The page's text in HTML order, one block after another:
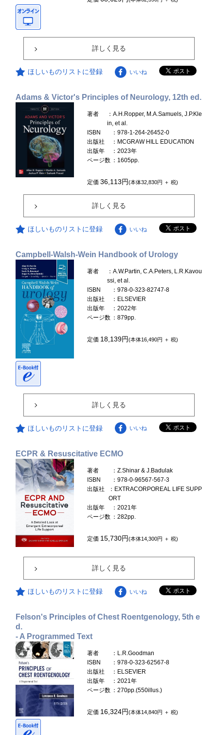
詳しく見る
ほしいものリストに登録 いいね
Adams & Victor's Principles of Neurology, 12th ed.
著者
：A.H.Ropper, M.A.Samuels, J.P.Kle
in, et al.
ISBN
：978-1-264-26452-0
出版社
：MCGRAW HILL EDUCATION
出版年
：2023年
ページ数 ：1605pp.
定価36,113円(本体32,830円 ＋ 税)
詳しく見る
ほしいものリストに登録 いいね
Campbell-Walsh-Wein Handbook of Urology
著者
：A.W.Partin, C.A.Peters, L.R.Kavou
ssi, et al.
ISBN
：978-0-323-82747-8
出版社
：ELSEVIER
出版年
：2022年
ページ数 ：879pp.
定価 18,139円(本体16,490円 ＋ 税)
詳しく見る
ほしいものリストに登録 いいね
ECPR & Resuscitative ECMO
著者
：Z.Shinar & J.Badulak
ISBN
：978-0-96567-567-3
出版社
：EXTRACORPOREAL LIFE SUPP
ORT
出版年
：2021年
ページ数 ：282pp.
定価 15,730円(本体14,300円 ＋ 税)
詳しく見る
ほしいものリストに登録 いいね
Felson's Principles of Chest Roentgenology, 5th e
d.
- A Programmed Text
著者
：L.R.Goodman
ISBN
：978-0-323-62567-8
出版社
：ELSEVIER
出版年
：2021年
ページ数 ：270pp.(550illus.)
定価 16,324円(本体14,840円 ＋ 税)